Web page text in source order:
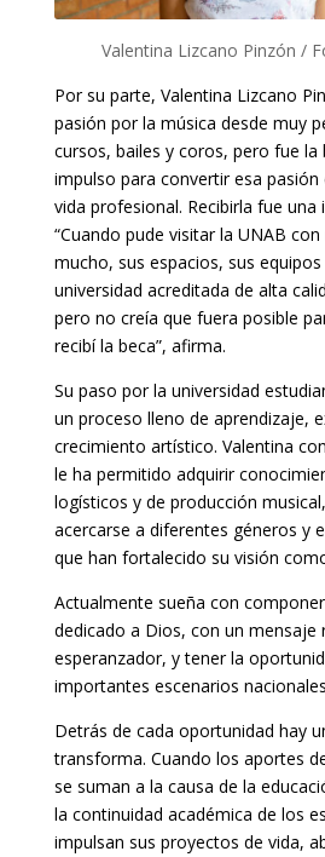
Valentina Lizcano Pinzón /
Por su parte, Valentina Lizcano
pasión por la música desde muy
cursos, bailes y coros, pero fue la
impulso para convertir esa
vida profesional. Recibirla fue una
“Cuando pude visitar la UNAB
mucho, sus espacios, sus
universidad acreditada de alta
pero no creía que fuera posible
recibí la beca”, afirma.
Su paso por la universidad
un proceso lleno de aprendizaje,
crecimiento artístico. Valentina
le ha permitido adquirir
logísticos y de producción
acercarse a diferentes géneros y
que han fortalecido su visión
Actualmente sueña con
dedicado a Dios, con un mensaje
esperanzador, y tener la
importantes escenarios
Detrás de cada oportunidad hay
transforma. Cuando los aportes
se suman a la causa de la
la continuidad académica de los
impulsan sus proyectos de vida,